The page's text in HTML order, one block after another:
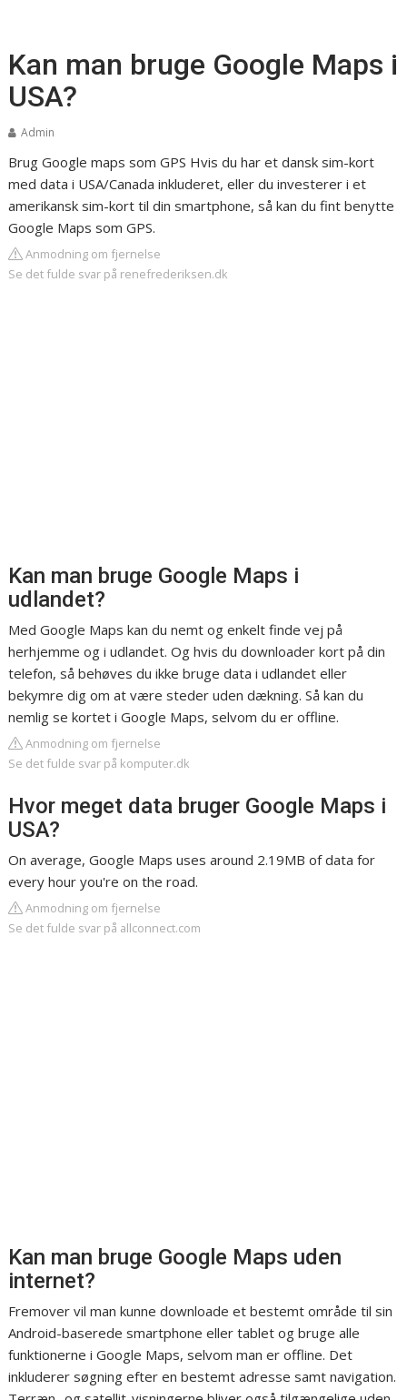
Kan man bruge Google Maps i
USA?
Admin
Brug Google maps som GPS Hvis du har et dansk sim-kort
med data i USA/Canada inkluderet, eller du investerer i et
amerikansk sim-kort til din smartphone, så kan du fint benytte
Google Maps som GPS.
Anmodning om fjernelse
Se det fulde svar på renefrederiksen.dk
Kan man bruge Google Maps i
udlandet?
Med Google Maps kan du nemt og enkelt finde vej på
herhjemme og i udlandet. Og hvis du downloader kort på din
telefon, så behøves du ikke bruge data i udlandet eller
bekymre dig om at være steder uden dækning. Så kan du
nemlig se kortet i Google Maps, selvom du er offline.
Anmodning om fjernelse
Se det fulde svar på komputer.dk
Hvor meget data bruger Google Maps i
USA?
On average, Google Maps uses around 2.19MB of data for
every hour you're on the road.
Anmodning om fjernelse
Se det fulde svar på allconnect.com
Kan man bruge Google Maps uden
internet?
Fremover vil man kunne downloade et bestemt område til sin
Android-baserede smartphone eller tablet og bruge alle
funktionerne i Google Maps, selvom man er offline. Det
inkluderer søgning efter en bestemt adresse samt navigation.